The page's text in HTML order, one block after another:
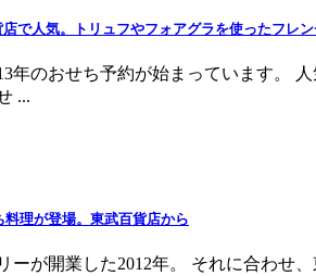
で人気。トリュフやフォアグラを使ったフレ
年のおせち予約が始まっています。
...
理が登場。東武百貨店から
ーが開業した2012年。 それに合わせ